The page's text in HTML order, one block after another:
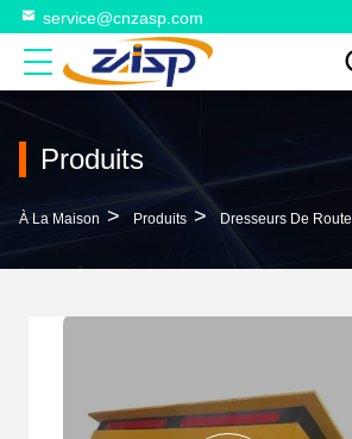
service@cnzasp.com
Produits
À La Maison > Produits > Dresseurs De Route